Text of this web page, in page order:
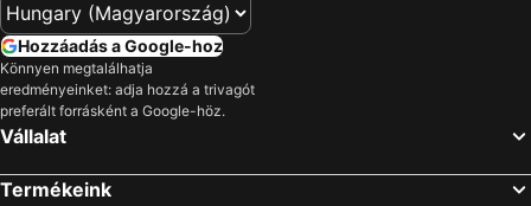
Szállás Mauterndorf
Szállás Grödig
Szállás Eugendorf
Szállás Saalfelden am Steinernen Meer
Szállás Hallein
Hozzáadás a Google-hoz
Könnyen megtalálhatja
eredményeinket: adja hozzá a trivagót
preferált forrásként a Google-höz.
Vállalat
Termékeink